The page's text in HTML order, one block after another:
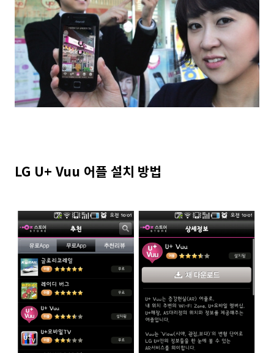
LG U+ Vuu 어플 설치 방법